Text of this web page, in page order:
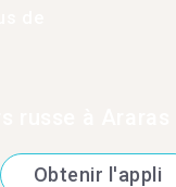
Obtenir l'appli